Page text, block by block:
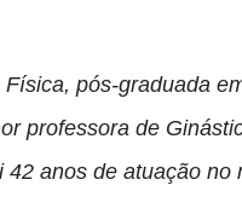
pós-graduada
professora de
anos de atuação